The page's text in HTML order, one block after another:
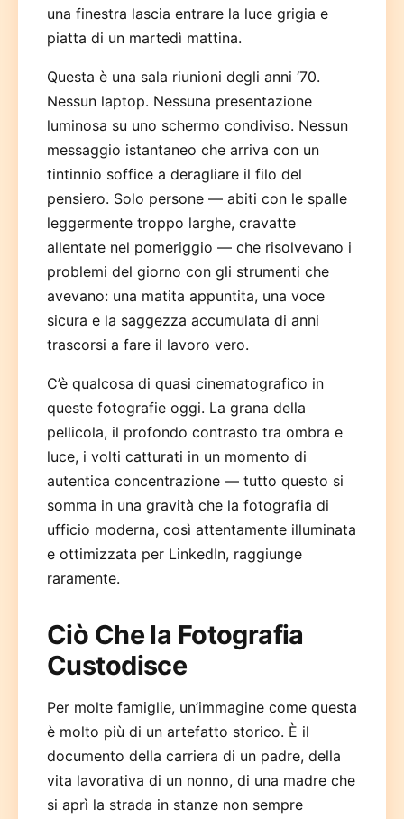
una finestra lascia entrare la luce grigia e
piatta di un martedì mattina.
Questa è una sala riunioni degli anni ‘70.
Nessun laptop. Nessuna presentazione
luminosa su uno schermo condiviso. Nessun
messaggio istantaneo che arriva con un
tintinnio soffice a deragliare il filo del
pensiero. Solo persone — abiti con le spalle
leggermente troppo larghe, cravatte
allentate nel pomeriggio — che risolvevano i
problemi del giorno con gli strumenti che
avevano: una matita appuntita, una voce
sicura e la saggezza accumulata di anni
trascorsi a fare il lavoro vero.
C’è qualcosa di quasi cinematografico in
queste fotografie oggi. La grana della
pellicola, il profondo contrasto tra ombra e
luce, i volti catturati in un momento di
autentica concentrazione — tutto questo si
somma in una gravità che la fotografia di
ufficio moderna, così attentamente illuminata
e ottimizzata per LinkedIn, raggiunge
raramente.
Ciò Che la Fotografia
Custodisce
Per molte famiglie, un’immagine come questa
è molto più di un artefatto storico. È il
documento della carriera di un padre, della
vita lavorativa di un nonno, di una madre che
si aprì la strada in stanze non sempre